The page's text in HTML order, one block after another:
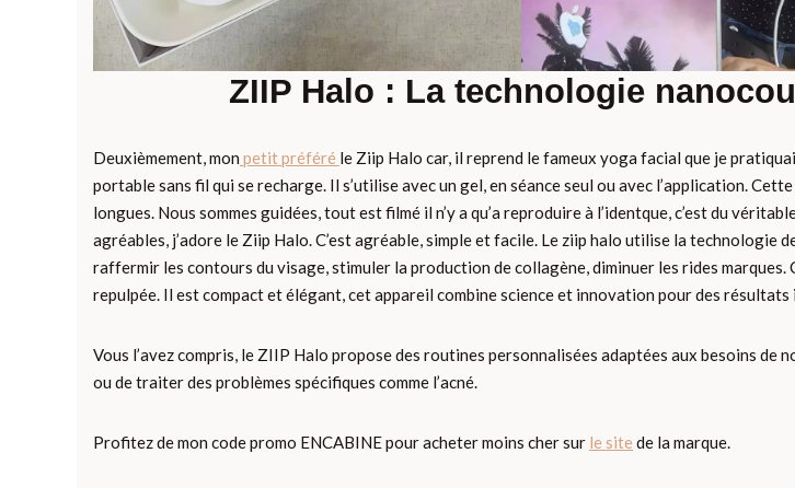
ZIIP Halo : La technologie
Deuxièmement, mon petit préféré le Ziip Halo car, il reprend le fameux yoga facial que je
portable sans fil qui se recharge. Il s’utilise avec un gel, en séance seul ou avec l’application.
longues. Nous sommes guidées, tout est filmé il n’y a qu’a reproduire à l’identque, c’est du
agréables, j’adore le Ziip Halo. C’est agréable, simple et facile. Le ziip halo utilise la technologie
raffermir les contours du visage, stimuler la production de collagène, diminuer les rides
repulpée. Il est compact et élégant, cet appareil combine science et innovation pour des résultats
Vous l’avez compris, le ZIIP Halo propose des routines personnalisées adaptées aux besoins de
ou de traiter des problèmes spécifiques comme l’acné.
Profitez de mon code promo ENCABINE pour acheter moins cher sur le site de la marque.